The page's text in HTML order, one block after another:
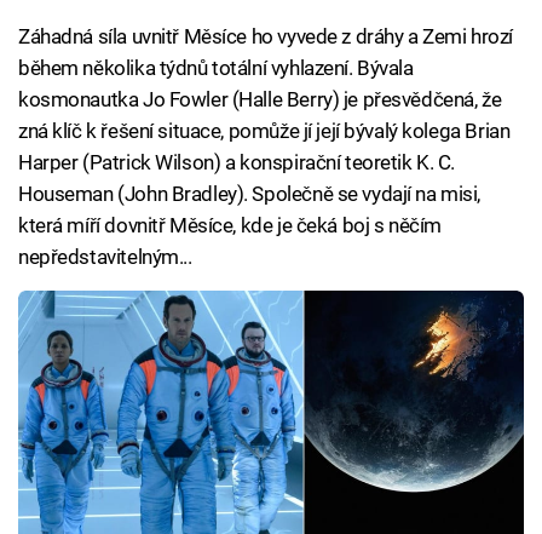
Záhadná síla uvnitř Měsíce ho vyvede z dráhy a Zemi hrozí
během několika týdnů totální vyhlazení. Bývala
kosmonautka Jo Fowler (Halle Berry) je přesvědčená, že
zná klíč k řešení situace, pomůže jí její bývalý kolega Brian
Harper (Patrick Wilson) a konspirační teoretik K. C.
Houseman (John Bradley). Společně se vydají na misi,
která míří dovnitř Měsíce, kde je čeká boj s něčím
nepředstavitelným...